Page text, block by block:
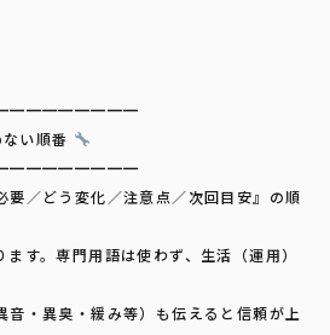
い順番
要／どう変化／注意点／次回目安』の順
す。専門用語は使わず、生活（運用）
音・異臭・緩み等）も伝えると信頼が上